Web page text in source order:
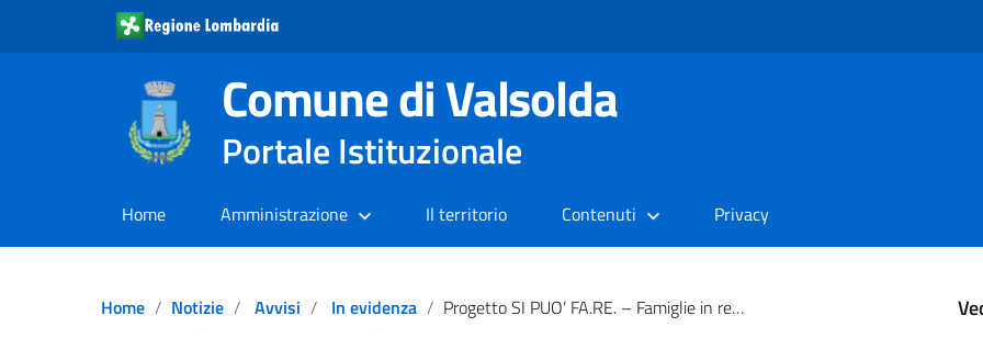
Comune di Valsolda
Portale Istituzionale
Home Amministrazione Il territorio Contenuti Privacy
Home Notizie Avvisi In evidenza Progetto SI PUO’ FA.RE. – Famiglie in rete